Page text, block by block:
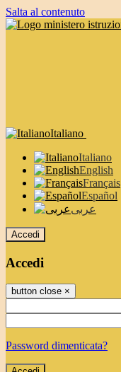
Salta al contenuto
Italiano
Italiano
English
Français
Español
عربى
Accedi
Accedi
button close ×
Password dimenticata?